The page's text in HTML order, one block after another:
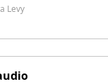
Levy